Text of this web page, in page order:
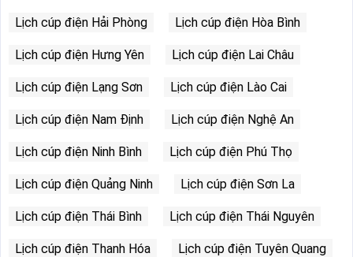
Lịch cúp điện Hải Phòng Lịch cúp điện Hòa Bình
Lịch cúp điện Hưng Yên Lịch cúp điện Lai Châu
Lịch cúp điện Lạng Sơn Lịch cúp điện Lào Cai
Lịch cúp điện Nam Định Lịch cúp điện Nghệ An
Lịch cúp điện Ninh Bình Lịch cúp điện Phú Thọ
Lịch cúp điện Quảng Ninh Lịch cúp điện Sơn La
Lịch cúp điện Thái Bình Lịch cúp điện Thái Nguyên
Lịch cúp điện Thanh Hóa Lịch cúp điện Tuyên Quang